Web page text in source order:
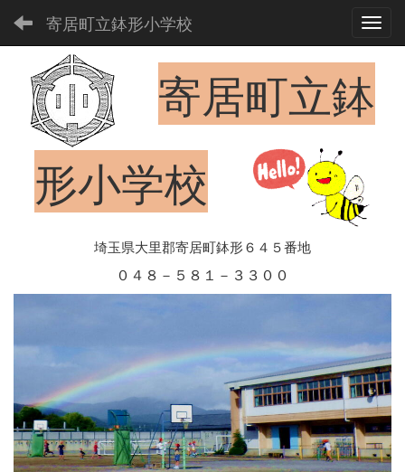
寄居町立鉢形小学校
寄居町立鉢
形小学校
埼玉県大里郡寄居町鉢形６４５番地
０４８－５８１－３３００